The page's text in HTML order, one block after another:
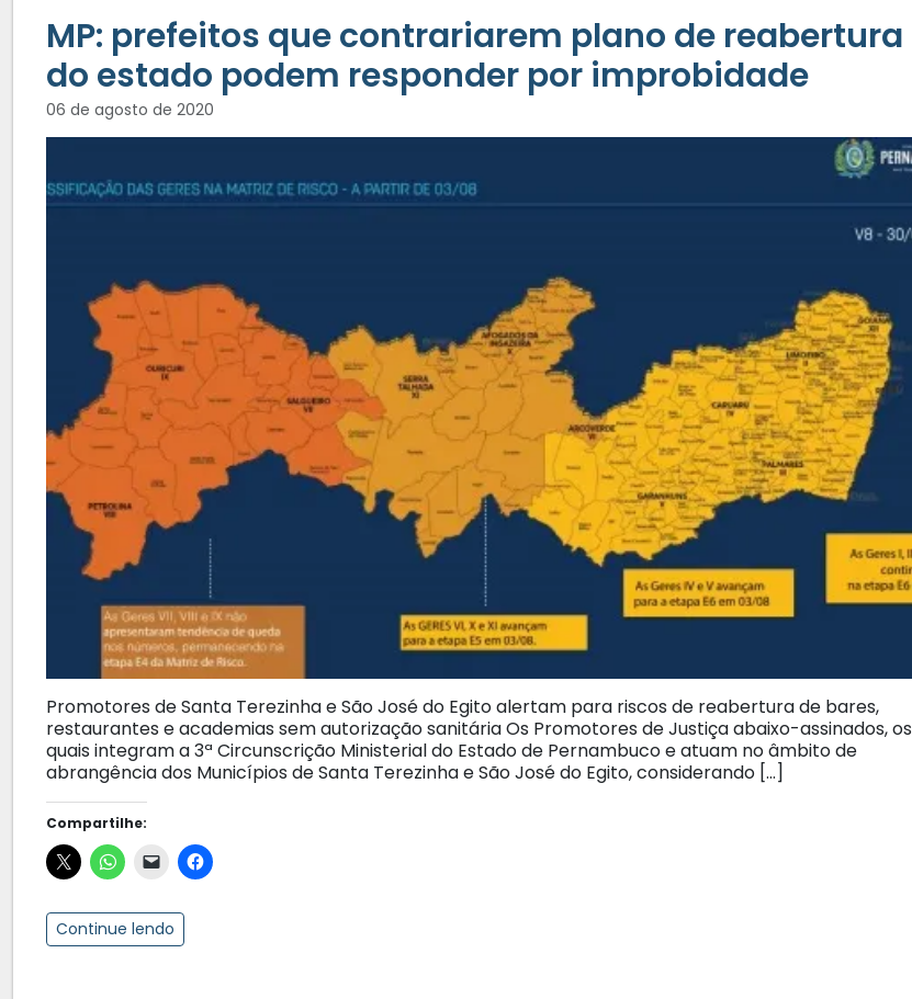
MP: prefeitos que contrariarem plano de reabertura
do estado podem responder por improbidade
06 de agosto de 2020
Promotores de Santa Terezinha e São José do Egito alertam para riscos de reabertura de bares,
restaurantes e academias sem autorização sanitária Os Promotores de Justiça abaixo-assinados, os
quais integram a 3ª Circunscrição Ministerial do Estado de Pernambuco e atuam no âmbito de
abrangência dos Municípios de Santa Terezinha e São José do Egito, considerando […]
Compartilhe:
Continue lendo